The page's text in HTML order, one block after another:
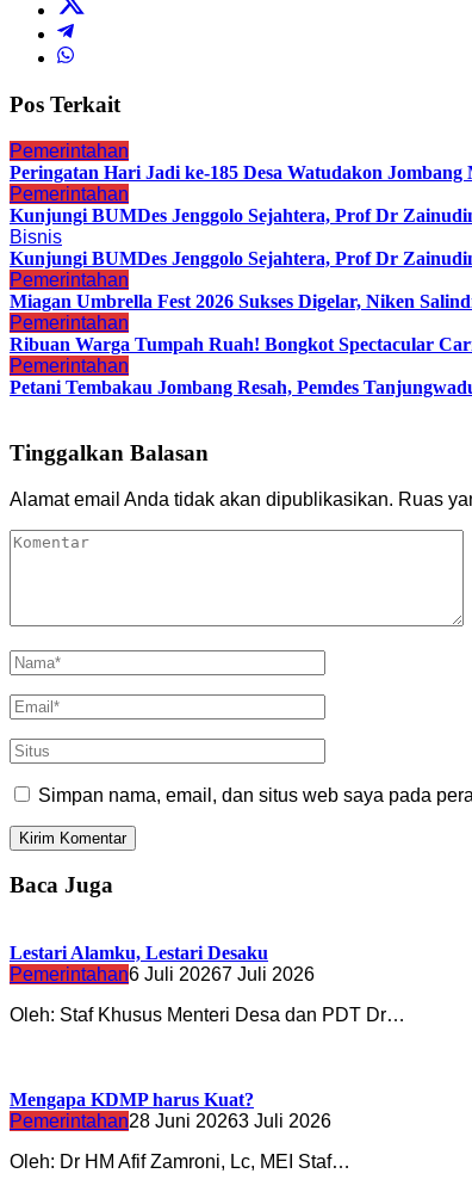
Pos Terkait
Pemerintahan
Peringatan Hari Jadi ke-185 Desa Watudakon
Pemerintahan
Kunjungi BUMDes Jenggolo Sejahtera, Prof Dr
Bisnis
Kunjungi BUMDes Jenggolo Sejahtera, Prof Dr
Pemerintahan
Miagan Umbrella Fest 2026 Sukses Digelar, Niken
Pemerintahan
Ribuan Warga Tumpah Ruah! Bongkot Spectacular
Pemerintahan
Petani Tembakau Jombang Resah, Pemdes
Tinggalkan Balasan
Alamat email Anda tidak akan dipublikasikan. Ruas
Simpan nama, email, dan situs web saya pada
Baca Juga
Lestari Alamku, Lestari Desaku
Pemerintahan6 Juli 20267 Juli 2026
Oleh: Staf Khusus Menteri Desa dan PDT Dr…
Mengapa KDMP harus Kuat?
Pemerintahan28 Juni 20263 Juli 2026
Oleh: Dr HM Afif Zamroni, Lc, MEI Staf…